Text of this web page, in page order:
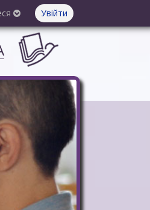
Увійти